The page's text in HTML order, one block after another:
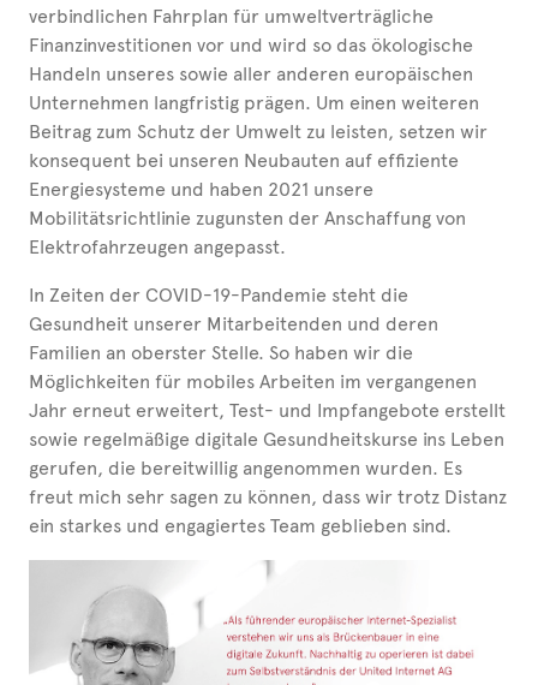
verbindlichen Fahrplan für umweltverträgliche
Finanzinvestitionen vor und wird so das ökologische
Handeln unseres sowie aller anderen europäischen
Unternehmen langfristig prägen. Um einen weiteren
Beitrag zum Schutz der Umwelt zu leisten, setzen wir
konsequent bei unseren Neubauten auf effiziente
Energiesysteme und haben 2021 unsere
Mobilitätsrichtlinie zugunsten der Anschaffung von
Elektrofahrzeugen angepasst.
In Zeiten der COVID-19-Pandemie steht die
Gesundheit unserer Mitar­bei­tenden und deren
Familien an oberster Stelle. So haben wir die
Möglichkeiten für mobiles Arbeiten im vergangenen
Jahr erneut erweitert, Test- und Impfangebote erstellt
sowie regelmäßige digitale Gesundheitskurse ins Leben
gerufen, die bereitwillig angenommen wurden. Es
freut mich sehr sagen zu können, dass wir trotz Distanz
ein starkes und engagiertes Team geblieben sind.